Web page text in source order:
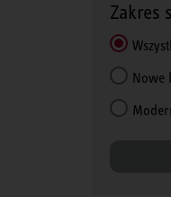
Zakres
Nowe